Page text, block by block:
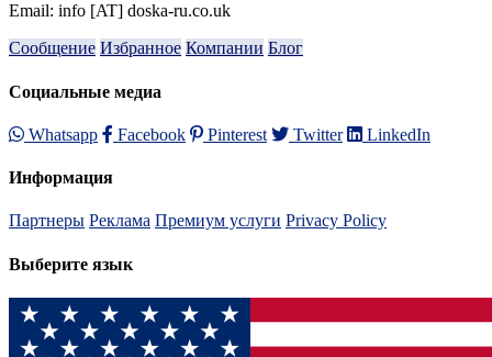
Email: info [AT] doska-ru.co.uk
Сообщение Избранное Компании Блог
Социальные медиа
Whatsapp Facebook Pinterest Twitter LinkedIn
Информация
Партнеры Реклама Премиум услуги Privacy Policy
Выберите язык